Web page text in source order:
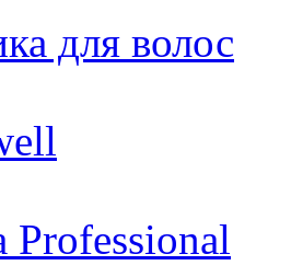
для волос
Professional